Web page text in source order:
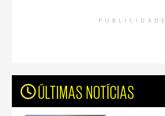
PUBLICIDADE
ÚLTIMAS NOTÍCIAS